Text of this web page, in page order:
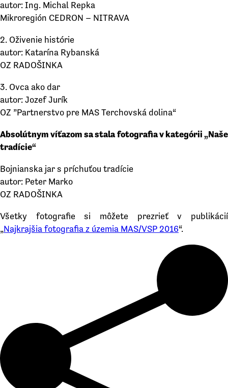
autor: Ing. Michal Repka
Mikroregión CEDRON – NITRAVA
2. Oživenie histórie
autor: Katarína Rybanská
OZ RADOŠINKA
3. Ovca ako dar
autor: Jozef Jurík
OZ ”Partnerstvo pre MAS Terchovská dolina“
Absolútnym víťazom sa stala fotografia v kategórii „Naše
tradície“
Bojnianska jar s príchuťou tradície
autor: Peter Marko
OZ RADOŠINKA
Všetky fotografie si môžete prezrieť v publikácií
„Najkrajšia fotografia z územia MAS/VSP 2016“.